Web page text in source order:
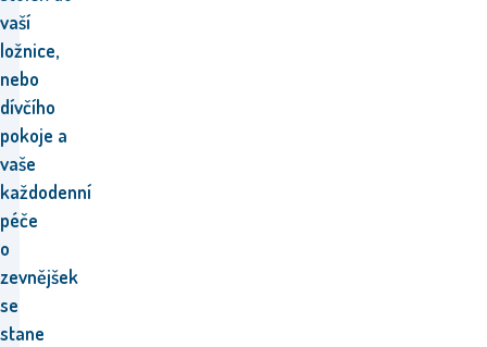
vaší
ložnice,
nebo
dívčího
pokoje a
vaše
každodenní
péče
o
zevnějšek
se
stane